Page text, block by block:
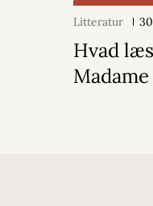
Litteratur
Hvad